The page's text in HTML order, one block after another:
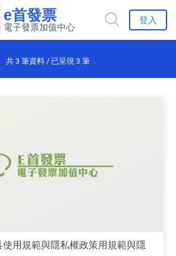
e首發票
電子發票加值中心
登入
共 3 筆資料 / 已呈現 3 筆
用規範與隱私權政策用規範與隱